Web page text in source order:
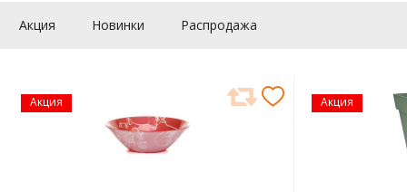
Акция Новинки Распродажа
Акция Акция